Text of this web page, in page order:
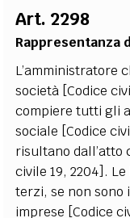
Art. 2298
Rappresentanza
L’amministratore
società [Codice
compiere tutti gli
sociale [Codice
risultano dall’atto
civile 19, 2204].
terzi, se non
imprese [Codice